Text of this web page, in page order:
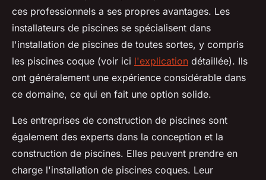
ces professionnels a ses propres avantages. Les
installateurs de piscines se spécialisent dans
l'installation de piscines de toutes sortes, y compris
les piscines coque (voir ici l'explication détaillée). Ils
ont généralement une expérience considérable dans
ce domaine, ce qui en fait une option solide.
Les entreprises de construction de piscines sont
également des experts dans la conception et la
construction de piscines. Elles peuvent prendre en
charge l'installation de piscines coques. Leur